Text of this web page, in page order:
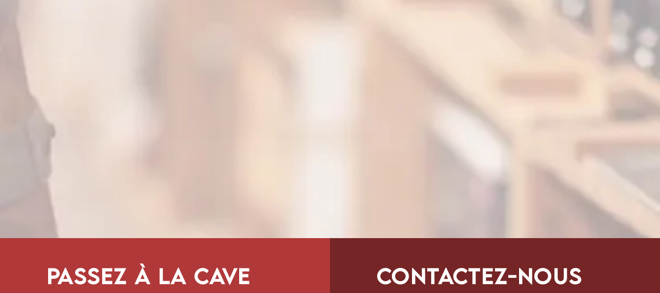
Passez à la cave Contactez-nous